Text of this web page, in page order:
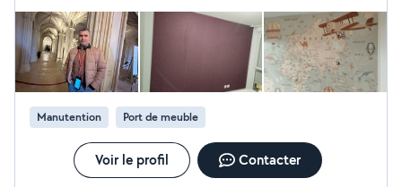
vous et pour moi.Bone continuation à tous.
Manutention Port de meuble
Voir le profil Contacter